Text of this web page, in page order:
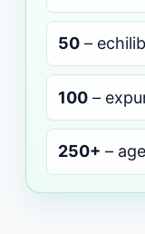
50 –
100 –
250+ –